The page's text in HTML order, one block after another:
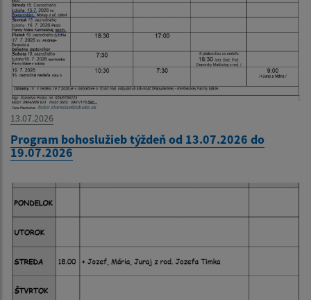
13.07.2026
Program bohoslužieb týždeň od 13.07.2026 do
19.07.2026